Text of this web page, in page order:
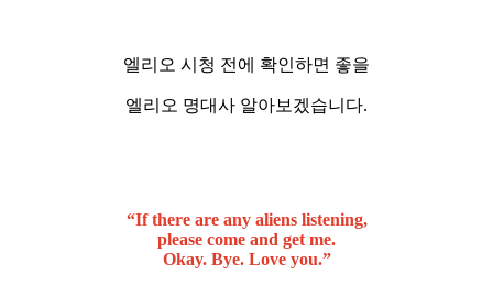
엘리오 시청 전에 확인하면 좋을
엘리오 명대사 알아보겠습니다.
“If there are any aliens listening,
please come and get me.
Okay. Bye. Love you.”